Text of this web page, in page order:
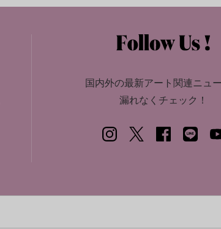
国内外の最新アート関連ニュ
漏れなくチェック！